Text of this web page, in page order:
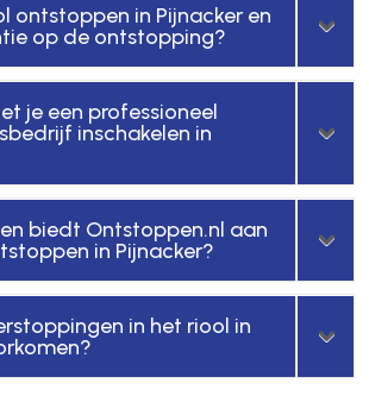
ontstoppen in Pijnacker en
op de ontstopping?
je een professioneel
inschakelen in
biedt Ontstoppen.nl aan
in Pijnacker?
in het riool in